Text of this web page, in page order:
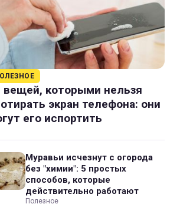
вещей, которыми нельзя
экран телефона: они
его испортить
Муравьи исчезнут с огорода
без "химии": 5 простых
способов, которые
действительно работают
Полезное